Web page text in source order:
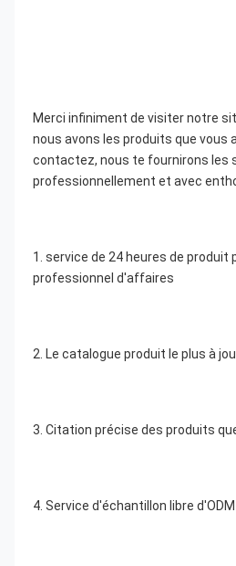
Merci infiniment de visiter notre
nous avons les produits que vous
contactez, nous te fournirons les
professionnellement et avec
1. service de 24 heures de produit
professionnel d'affaires
2. Le catalogue produit le plus à
3. Citation précise des produits
4. Service d'échantillon libre